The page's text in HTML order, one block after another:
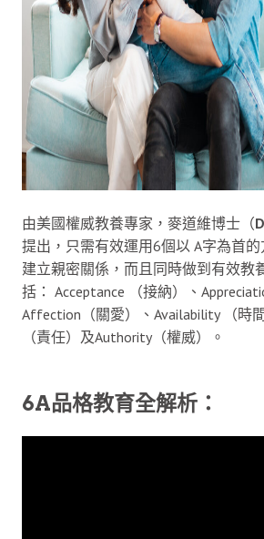
由美國權威教養專家，麥道維博士（
提出，只需有效運用6個以 A字為首
建立親密關係，而且同時做到有效教
括： Acceptance （接納）、
Affection（關愛）、Availability （時
（責任）及Authority（權威）。
6A品格教育全解析：